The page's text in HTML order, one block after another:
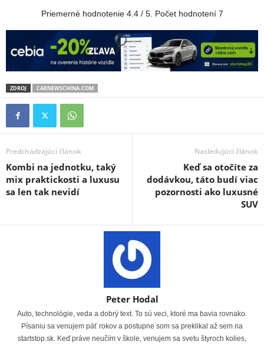
Priemerné hodnotenie 4.4/ 5. Počet hodnotení 7
ZDROJ CARNEWSCHINA.COM
Predchádzajúci článok
Kombi na jednotku, taký
mix praktickosti a luxusu
sa len tak nevidí
Nasledujúci článok
Keď sa otočíte za
dodávkou, táto budí viac
pozornosti ako luxusné
SUV
Peter Hodal
Auto, technológie, veda a dobrý text. To sú veci, ktoré ma bavia rovnako.
Písaniu sa venujem päť rokov a postupne som sa preklikal až sem na
startstop.sk. Keď práve neučím v škole, venujem sa svetu štyroch kolies,